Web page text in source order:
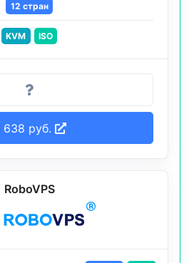
12 стран
KVM ISO
638 руб.
RoboVPS